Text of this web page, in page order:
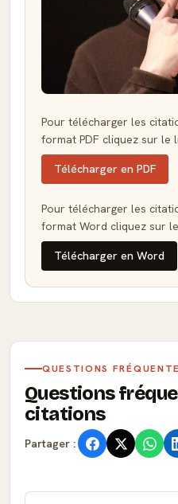
Pour télécharger les
format PDF cliquez sur le
Télécharger en PDF
Pour télécharger les
format Word cliquez sur
Télécharger en Word
QUESTIONS
Questions
citations
Partager :